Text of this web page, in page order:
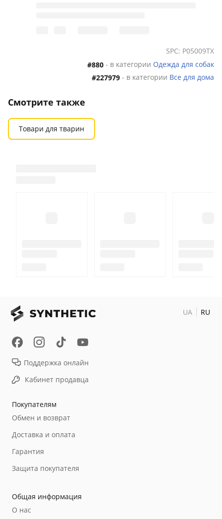
SPC: P05009TX
#880 - в категории Одежда для собак
#227979 - в категории Все для дома
Смотрите также
Товари для тварин
Покупателям
Обмен и возврат
Доставка и оплата
Гарантия
Защита покупателя
Общая информация
О нас
Поддержка онлайн
Кабинет продавца
UA RU